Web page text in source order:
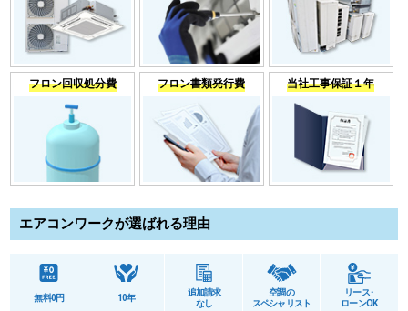
フロン回収処分費 フロン書類発行費 当社工事保証１年
エアコンワークが選ばれる理由
無料0円
10年
追加請求
なし
空調の
スペシャリスト
リース･
ローンOK